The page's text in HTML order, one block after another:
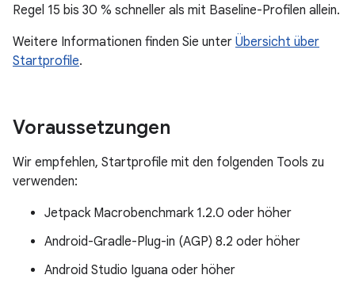
Regel 15 bis 30 % schneller als mit Baseline-Profilen allein.
Weitere Informationen finden Sie unter Übersicht über
Startprofile.
Voraussetzungen
Wir empfehlen, Startprofile mit den folgenden Tools zu
verwenden:
Jetpack Macrobenchmark 1.2.0 oder höher
Android-Gradle-Plug-in (AGP) 8.2 oder höher
Android Studio Iguana oder höher